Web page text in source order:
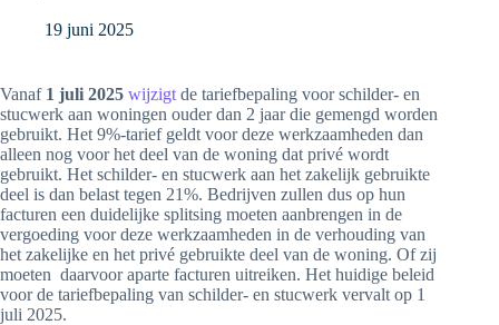
19 juni 2025
Vanaf 1 juli 2025 wijzigt de tariefbepaling voor schilder- en
stucwerk aan woningen ouder dan 2 jaar die gemengd worden
gebruikt. Het 9%-tarief geldt voor deze werkzaamheden dan
alleen nog voor het deel van de woning dat privé wordt
gebruikt. Het schilder- en stucwerk aan het zakelijk gebruikte
deel is dan belast tegen 21%. Bedrijven zullen dus op hun
facturen een duidelijke splitsing moeten aanbrengen in de
vergoeding voor deze werkzaamheden in de verhouding van
het zakelijke en het privé gebruikte deel van de woning. Of zij
moeten daarvoor aparte facturen uitreiken. Het huidige beleid
voor de tariefbepaling van schilder- en stucwerk vervalt op 1
juli 2025.